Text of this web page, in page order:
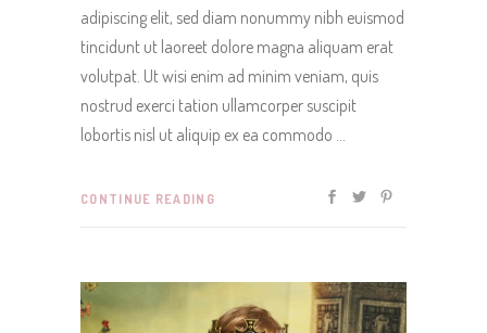
adipiscing elit, sed diam nonummy nibh euismod
tincidunt ut laoreet dolore magna aliquam erat
volutpat. Ut wisi enim ad minim veniam, quis
nostrud exerci tation ullamcorper suscipit
lobortis nisl ut aliquip ex ea commodo
CONTINUE READING